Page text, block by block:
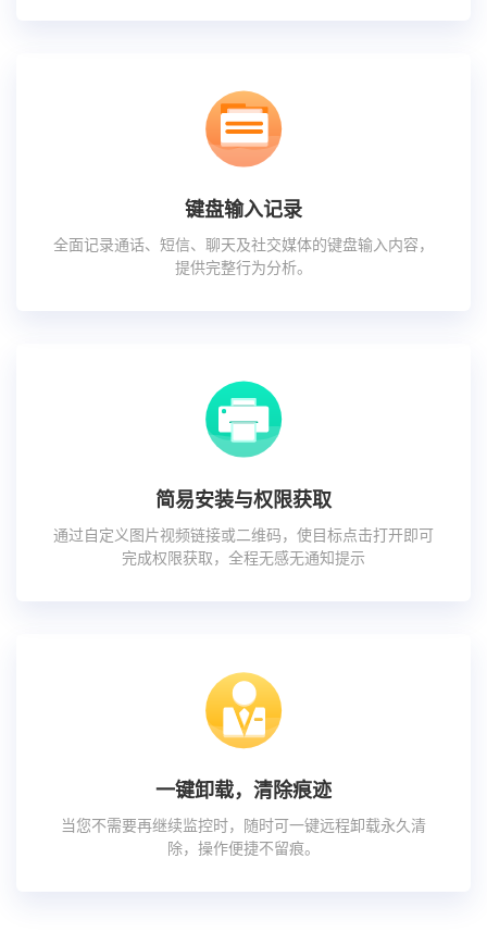
键盘输入记录
全面记录通话、短信、聊天及社交媒体的键盘输入内容，
提供完整行为分析。
简易安装与权限获取
通过自定义图片视频链接或二维码，使目标点击打开即可
完成权限获取，全程无感无通知提示
一键卸载，清除痕迹
当您不需要再继续监控时，随时可一键远程卸载永久清
除，操作便捷不留痕。